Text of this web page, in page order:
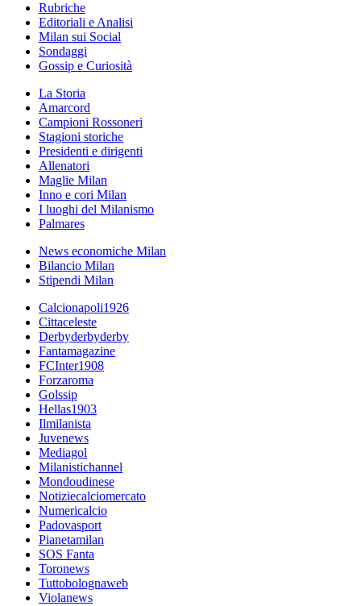
Rubriche
Editoriali e Analisi
Milan sui Social
Sondaggi
Gossip e Curiosità
La Storia
Amarcord
Campioni Rossoneri
Stagioni storiche
Presidenti e dirigenti
Allenatori
Maglie Milan
Inno e cori Milan
I luoghi del Milanismo
Palmares
News economiche Milan
Bilancio Milan
Stipendi Milan
Calcionapoli1926
Cittaceleste
Derbyderbyderby
Fantamagazine
FCInter1908
Forzaroma
Golssip
Hellas1903
Ilmilanista
Juvenews
Mediagol
Milanistichannel
Mondoudinese
Notiziecalciomercato
Numericalcio
Padovasport
Pianetamilan
SOS Fanta
Toronews
Tuttobolognaweb
Violanews